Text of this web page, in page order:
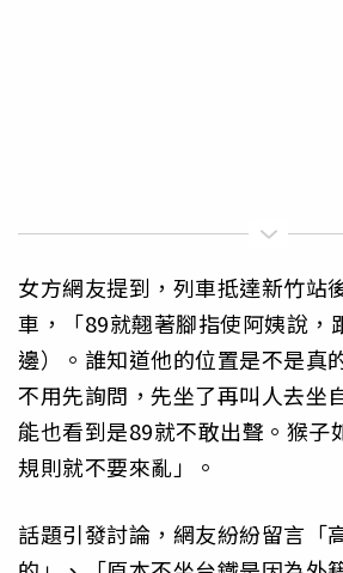
女方網友提到，列車抵達新竹站
車，「89就翹著腳指使阿姨說，
邊）。誰知道他的位置是不是真
不用先詢問，先坐了再叫人去坐
能也看到是89就不敢出聲。猴子
規則就不要來亂」。
話題引發討論，網友紛紛留言「